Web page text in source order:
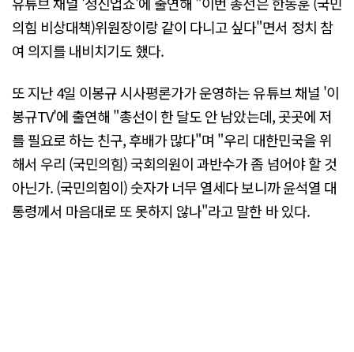
의힘 비상대책)위원장이랑 같이 다니고 싶다"면서 정치 참
여 의지를 내비치기도 했다.
또 지난 4일 이봉규 시사평론가가 운영하는 유튜브 채널 '이
봉규TV'에 출연해 "총선이 한 달도 안 남았는데, 곳곳에 저
를 필요로 하는 친구, 후배가 많다"며 "우리 대한민국을 위
해서 우리 (국민의힘) 국회의원이 과반수가 좀 넘어야 할 것
아닌가. (국민의힘이) 숫자가 너무 열세다 보니까 윤석열 대
통령께서 마음대로 또 못하지 않나"라고 말한 바 있다.